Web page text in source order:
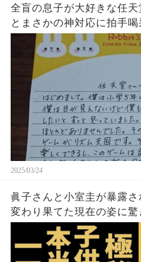
全盲の息子が大好きな任
とまさかの神対応に拍手喝
2025/03/24
眞子さんと小室圭が暴露
変わり果てた現在の姿に
の長女がアメリカで極秘
ヤバいO癖に言葉を失う...